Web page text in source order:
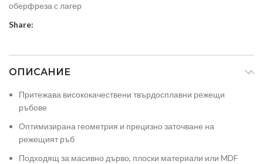
оберфреза с лагер
Share:
ОПИСАНИЕ
Притежава висококачествени твърдосплавни режещи
ръбове
Оптимизирана геометрия и прецизно заточване на
режещият ръб
Подходящ за масивно дърво, плоски материали или MDF